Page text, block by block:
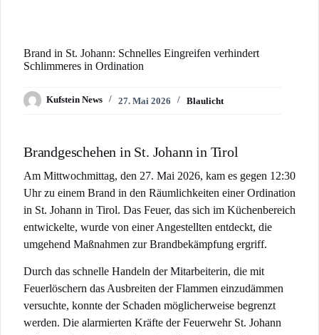
Brand in St. Johann: Schnelles Eingreifen verhindert
Schlimmeres in Ordination
Kufstein News 27. Mai 2026 Blaulicht
Brandgeschehen in St. Johann in Tirol
Am Mittwochmittag, den 27. Mai 2026, kam es gegen 12:30
Uhr zu einem Brand in den Räumlichkeiten einer Ordination
in St. Johann in Tirol. Das Feuer, das sich im Küchenbereich
entwickelte, wurde von einer Angestellten entdeckt, die
umgehend Maßnahmen zur Brandbekämpfung ergriff.
Durch das schnelle Handeln der Mitarbeiterin, die mit
Feuerlöschern das Ausbreiten der Flammen einzudämmen
versuchte, konnte der Schaden möglicherweise begrenzt
werden. Die alarmierten Kräfte der Feuerwehr St. Johann